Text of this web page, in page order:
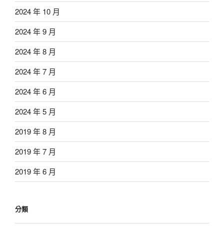
2024 年 10 月
2024 年 9 月
2024 年 8 月
2024 年 7 月
2024 年 6 月
2024 年 5 月
2019 年 8 月
2019 年 7 月
2019 年 6 月
分類